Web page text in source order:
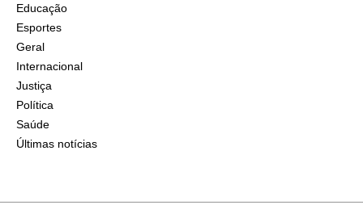
Educação
Esportes
Geral
Internacional
Justiça
Política
Saúde
Últimas notícias